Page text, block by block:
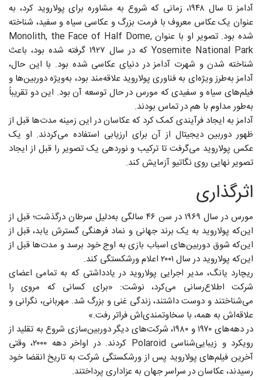
آدامز تا سال ۱۹۴۸، زمانی که شروع به مشاوره برای پولاروید کرد، به
عنوان یک عکاس معروف با فرمت بزرگ و عکاسی سیاه و سفید، شناخته
شده بود. تصویر او با عنوان Monolith, the Face of Half Dome,
Yosemite National Park که در سال ۱۹۲۷ گرفته شده بود، باعث
شناخته شدن و شهرت آدامز در دنیای عکاسی شده بود. با این حال،
آدامز به‌طرز ویژه‌ای به فناوری پولاروید علاقه‌مند بود، به‌ویژه دوربین‌ها و
فیلم‌های سیاه و سفیدی که مورس در حال توسعه آن بود. این دو تقریباً
به‌طور مداوم با هم در تماس بودند.
آدامز به ایجاد فرآیندی کمک کرد که عکاسان در این زمینه مدت‌ها قبل از
ظهور دوربین دیجیتال از آن برای ارزیابی استفاده می‌کردند. او یک
عکس پولاروید می‌گرفت تا ترکیب و نوردهی یک تصویر را قبل از ایجاد
تصویر نهایی روی نگاتیو آزمایش کند.
اثرگذاری
مورس در سال ۱۹۶۹ در سن ۴۶ سالگی به‌دلیل سرطان درگذشت؛ قبل از
این‌که پولاروید به یک برند جهانی و نماد فرهنگی گسترش یابد، قبل از
این‌که شوق دوربین‌های اسباب بازی به اوج خود برسد و مدت‌ها قبل از
این‌که پولاروید در سال ۲۰۰۱ اعلام ورشکستگی کند.
ریچارد یانگ، مدیر اجرایی پولاروید در یادداشتی که به تمامی اعضای
شرکت اطلاع‌رسانی می‌کرد، نوشت: «برای کسانی که مروی را
می‌شناختند و دوست داشتند، زندگی غنی و بزرگ شد. مهربانی، نگرانی و
علاقه‌اش به همه، با سخاوتمندی‌اش فراتر رفت.»
در دهه‌های ۱۹۷۰ و ۱۹۸۰، شرکت‌های دیگر دوربین‌سازی شروع به تقلید از
رویکرد و زیبایی‌شناسی Polaroid کردند. در اواخر دهه ۲۰۰۰، وقتی
آخرین فیلم‌های پولاروید پس از ورشکستگی شرکت به تاریخ انقضا خود
رسیدند، عکاسان در سراسر جهان به عزاداری پرداختند.